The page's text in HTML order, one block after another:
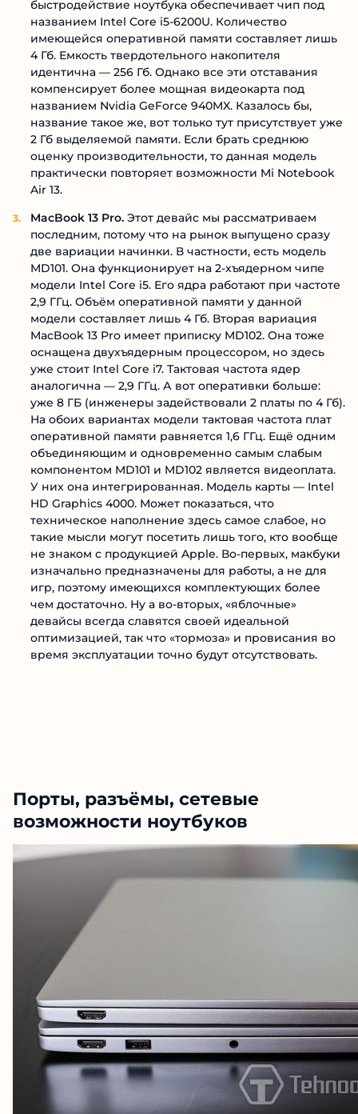
быстродействие ноутбука обеспечивает чип под
названием Intel Core i5-6200U. Количество
имеющейся оперативной памяти составляет лишь
4 Гб. Емкость твердотельного накопителя
идентична — 256 Гб. Однако все эти отставания
компенсирует более мощная видеокарта под
названием Nvidia GeForce 940MX. Казалось бы,
название такое же, вот только тут присутствует уже
2 Гб выделяемой памяти. Если брать среднюю
оценку производительности, то данная модель
практически повторяет возможности Mi Notebook
Air 13.
MacBook 13 Pro. Этот девайс мы рассматриваем
последним, потому что на рынок выпущено сразу
две вариации начинки. В частности, есть модель
MD101. Она функционирует на 2-хъядерном чипе
модели Intel Core i5. Его ядра работают при частоте
2,9 ГГц. Объём оперативной памяти у данной
модели составляет лишь 4 Гб. Вторая вариация
MacBook 13 Pro имеет приписку MD102. Она тоже
оснащена двухъядерным процессором, но здесь
уже стоит Intel Core i7. Тактовая частота ядер
аналогична — 2,9 ГГц. А вот оперативки больше:
уже 8 ГБ (инженеры задействовали 2 платы по 4 Гб).
На обоих вариантах модели тактовая частота плат
оперативной памяти равняется 1,6 ГГц. Ещё одним
объединяющим и одновременно самым слабым
компонентом MD101 и MD102 является видеоплата.
У них она интегрированная. Модель карты — Intel
HD Graphics 4000. Может показаться, что
техническое наполнение здесь самое слабое, но
такие мысли могут посетить лишь того, кто вообще
не знаком с продукцией Apple. Во-первых, макбуки
изначально предназначены для работы, а не для
игр, поэтому имеющихся комплектующих более
чем достаточно. Ну а во-вторых, «яблочные»
девайсы всегда славятся своей идеальной
оптимизацией, так что «тормоза» и провисания во
время эксплуатации точно будут отсутствовать.
Порты, разъёмы, сетевые
возможности ноутбуков